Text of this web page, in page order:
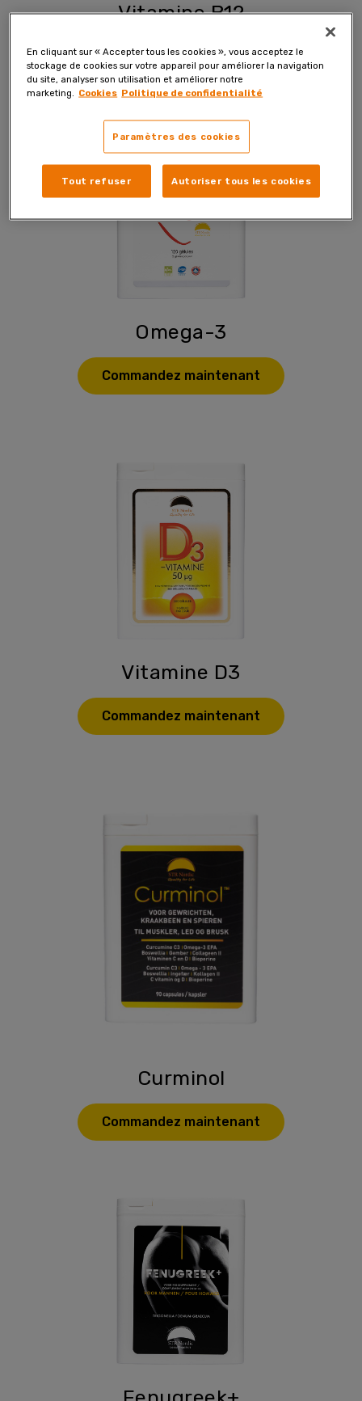
Vitamine B12
Commandez maintenant
Omega-3
Commandez maintenant
Vitamine D3
Commandez maintenant
Curminol
Commandez maintenant
En cliquant sur « Accepter tous les cookies », vous acceptez le
stockage de cookies sur votre appareil pour améliorer la navigation
du site, analyser son utilisation et améliorer notre
marketing.
Cookies Politique de confidentialité
Paramètres des cookies
Tout refuser Autoriser tous les cookies